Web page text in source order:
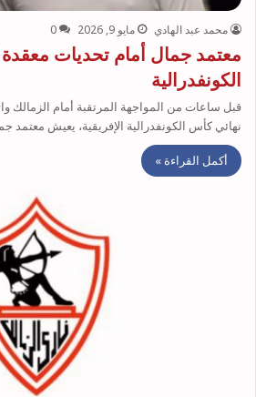
محمد عبد الهادي مايو 9, 2026 0
معتمد جمال أمام تحديات معقدة
الكونفدرالية
قبل ساعات من المواجهة المرتقبة أمام الزمالك
نهائي كأس الكونفدرالية الإفريقية، يعيش معتمد
أكمل القراءة »